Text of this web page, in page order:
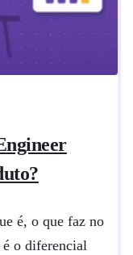
é, o que faz no
é o diferencial